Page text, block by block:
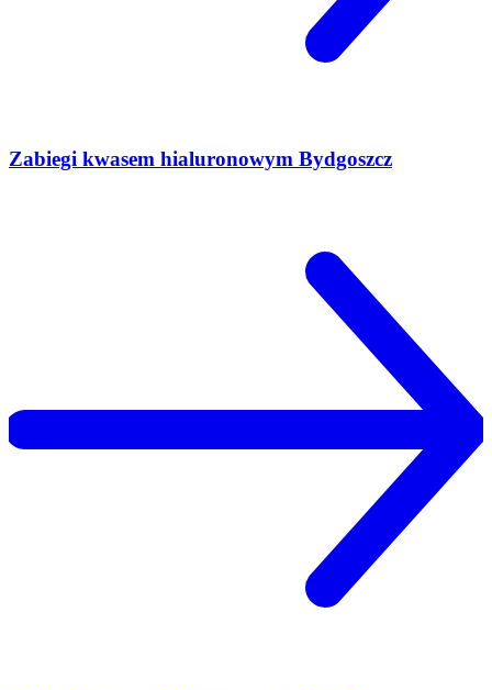
Zabiegi kwasem hialuronowym Bydgoszcz